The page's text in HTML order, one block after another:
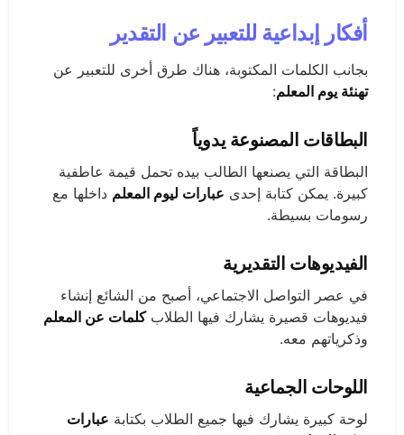
أفكار إبداعية للتعبير عن التقدير
بجانب الكلمات المكتوبة، هناك طرق أخرى للتعبير عن
تهنئة يوم المعلم:
البطاقات المصنوعة يدوياً
البطاقة التي يصنعها الطالب بيده تحمل قيمة عاطفية
كبيرة. يمكن كتابة إحدى عبارات ليوم المعلم داخلها مع
رسومات بسيطة.
الفيديوهات التقديرية
في عصر التواصل الاجتماعي، أصبح من الشائع إنشاء
فيديوهات قصيرة يشارك فيها الطلابكلمات عن المعلم
وذكرياتهم معه.
اللوحات الجماعية
لوحة كبيرة يشارك فيها جميع الطلاب بكتابة عبارات